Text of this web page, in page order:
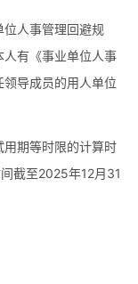
人事管理回避规
有《事业单位人事
导成员的用人单位
期等时限的计算时
截至2025年12月31